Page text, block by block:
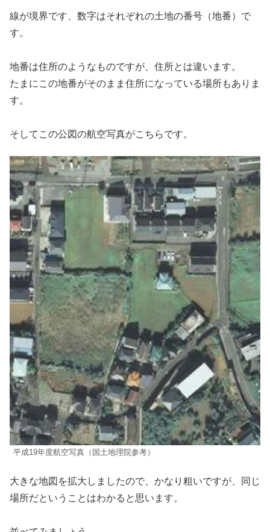
線が境界です、数字はそれぞれの土地の番号（地番）で
す。
地番は住所のようなものですが、住所とは違います。
たまにこの地番がそのまま住所になっている場所もありま
す。
そしてこの公図の航空写真がこちらです。
平成19年度航空写真（国土地理院参考）
大きな地図を拡大しましたので、かなり粗いですが、同じ
場所だということはわかると思います。